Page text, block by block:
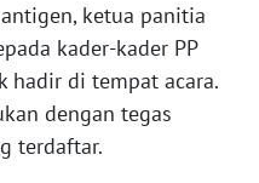
ketua panitia
kader-kader PP
hadir di tempat acara.
dengan tegas
terdaftar.